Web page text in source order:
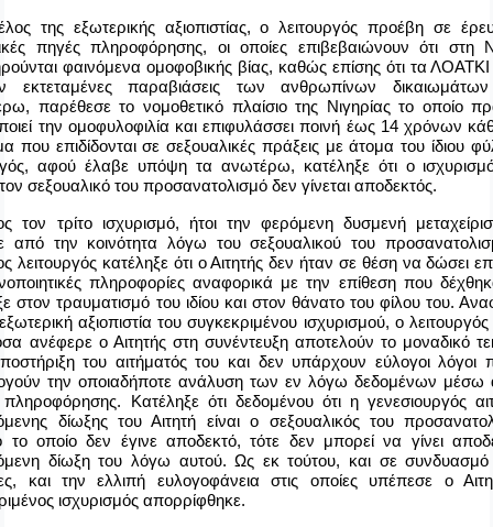
της εξωτερικής αξιοπιστίας, ο λειτουργός προέβη σε
πηγές πληροφόρησης, οι οποίες επιβεβαιώνουν ότι στη
φαινόμενα ομοφοβικής βίας, καθώς επίσης ότι τα
εκτεταμένες παραβιάσεις των ανθρωπίνων
παρέθεσε το νομοθετικό πλαίσιο της Νιγηρίας το οποίο
την ομοφυλοφιλία και επιφυλάσσει ποινή έως 14 χρόνων
που επιδίδονται σε σεξουαλικές πράξεις με άτομα του ίδιου
αφού έλαβε υπόψη τα ανωτέρω, κατέληξε ότι ο
σεξουαλικό του προσανατολισμό δεν γίνεται αποδεκτός.
τον τρίτο ισχυρισμό, ήτοι την φερόμενη δυσμενή
από την κοινότητα λόγω του σεξουαλικού του
λειτουργός κατέληξε ότι ο Αιτητής δεν ήταν σε θέση να δώσει
πληροφορίες αναφορικά με την επίθεση που
στον τραυματισμό του ιδίου και στον θάνατο του φίλου του.
αξιοπιστία του συγκεκριμένου ισχυρισμού, ο λειτουργός
ανέφερε ο Αιτητής στη συνέντευξη αποτελούν το μοναδικό
του αιτήματός του και δεν υπάρχουν εύλογοι λόγοι
την οποιαδήποτε ανάλυση των εν λόγω δεδομένων
Κατέληξε ότι δεδομένου ότι η γενεσιουργός
δίωξης του Αιτητή είναι ο σεξουαλικός του
το οποίο δεν έγινε αποδεκτό, τότε δεν μπορεί να γίνει
δίωξη του λόγω αυτού. Ως εκ τούτου, και σε συνδυασμό
και την ελλιπή ευλογοφάνεια στις οποίες υπέπεσε ο
ισχυρισμός απορρίφθηκε.